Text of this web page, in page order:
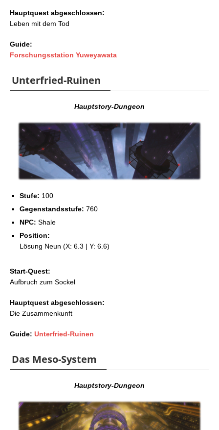
Hauptquest abgeschlossen:
Leben mit dem Tod
Guide:
Forschungsstation Yuweyawata
Unterfried-Ruinen
Hauptstory-Dungeon
Stufe: 100
Gegenstandsstufe: 760
NPC: Shale
Position:
Lösung Neun (X: 6.3 | Y: 6.6)
Start-Quest:
Aufbruch zum Sockel
Hauptquest abgeschlossen:
Die Zusammenkunft
Guide: Unterfried-Ruinen
Das Meso-System
Hauptstory-Dungeon